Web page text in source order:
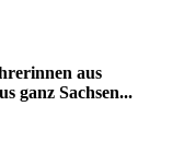
aus
ganz Sachsen...